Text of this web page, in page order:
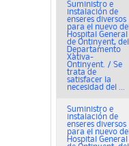
Suministro e
instalación de
enseres diversos
para el nuevo del
Hospital General
de Ontinyent, del
Departamento
Xàtiva-
Ontinyent. / Se
trata de
satisfacer la
necesidad del ...
Suministro e
instalación de
enseres diversos
para el nuevo del
Hospital General